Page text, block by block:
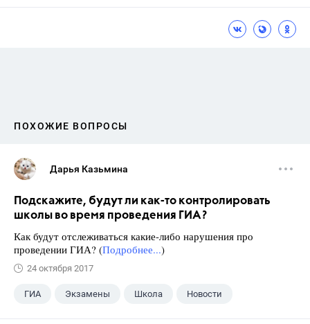
ПОХОЖИЕ ВОПРОСЫ
Дарья Казьмина
Подскажите, будут ли как-то контролировать
школы во время проведения ГИА?
Как будут отслеживаться какие-либо нарушения про
проведении ГИА? (Подробнее...)
24 октября 2017
ГИА Экзамены Школа Новости